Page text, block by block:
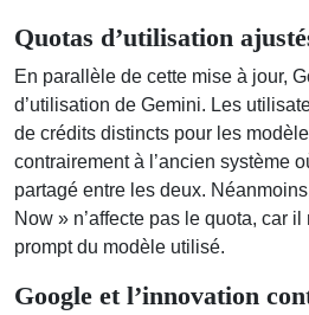
Quotas d’utilisation
En parallèle de cette mise à jour,
d’utilisation de Gemini. Les
de crédits distincts pour les
contrairement à l’ancien système
partagé entre les deux.
Now » n’affecte pas le quota, car il
prompt du modèle utilisé.
Google et l’innovation